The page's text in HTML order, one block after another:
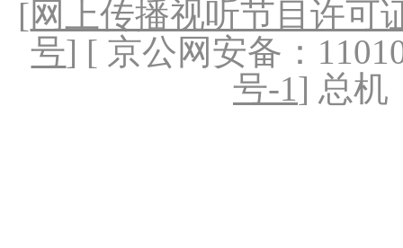
[网上传播视听节目许可
号] [ 京公网安备：
号-1] 总机